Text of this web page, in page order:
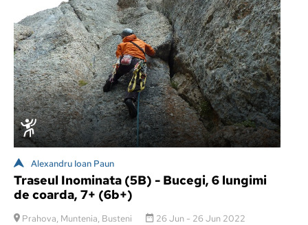
Alexandru Ioan Paun
Traseul Inominata (5B) - Bucegi, 6 lungimi
de coarda, 7+ (6b+)
Prahova, Muntenia, Busteni 26 Jun - 26 Jun 2022